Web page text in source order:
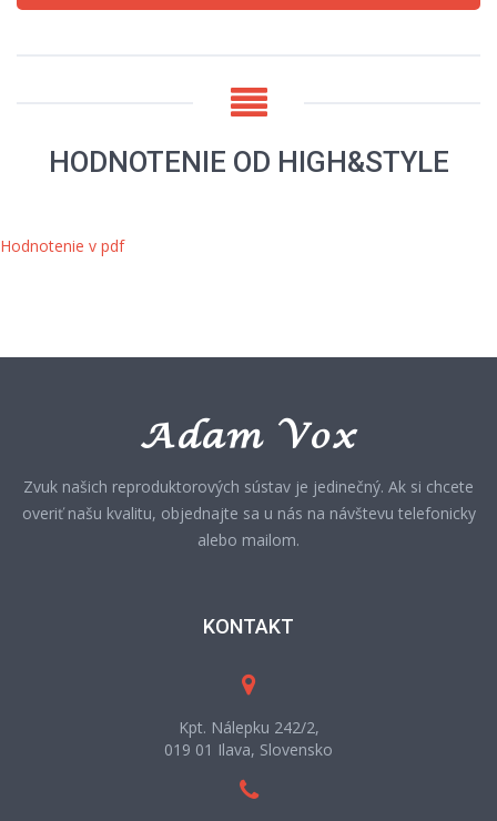
HODNOTENIE OD HIGH&STYLE
Hodnotenie v pdf
Zvuk našich reproduktorových sústav je jedinečný. Ak si chcete
overiť našu kvalitu, objednajte sa u nás na návštevu telefonicky
alebo mailom.
KONTAKT
Kpt. Nálepku 242/2,
019 01 Ilava, Slovensko